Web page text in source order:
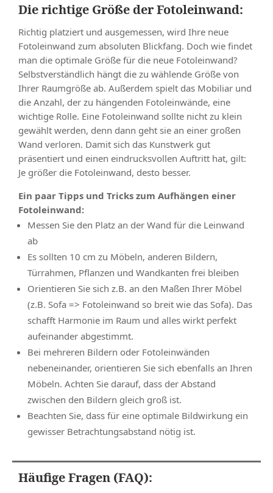
Die richtige Größe der Fotoleinwand:
Richtig platziert und ausgemessen, wird Ihre neue
Fotoleinwand zum absoluten Blickfang. Doch wie findet
man die optimale Größe für die neue Fotoleinwand?
Selbstverständlich hängt die zu wählende Größe von
Ihrer Raumgröße ab. Außerdem spielt das Mobiliar und
die Anzahl, der zu hängenden Fotoleinwände, eine
wichtige Rolle. Eine Fotoleinwand sollte nicht zu klein
gewählt werden, denn dann geht sie an einer großen
Wand verloren. Damit sich das Kunstwerk gut
präsentiert und einen eindrucksvollen Auftritt hat, gilt:
Je größer die Fotoleinwand, desto besser.
Ein paar Tipps und Tricks zum Aufhängen einer
Fotoleinwand:
Messen Sie den Platz an der Wand für die Leinwand
ab
Es sollten 10 cm zu Möbeln, anderen Bildern,
Türrahmen, Pflanzen und Wandkanten frei bleiben
Orientieren Sie sich z.B. an den Maßen Ihrer Möbel
(z.B. Sofa => Fotoleinwand so breit wie das Sofa). Das
schafft Harmonie im Raum und alles wirkt perfekt
aufeinander abgestimmt.
Bei mehreren Bildern oder Fotoleinwänden
nebeneinander, orientieren Sie sich ebenfalls an Ihren
Möbeln. Achten Sie darauf, dass der Abstand
zwischen den Bildern gleich groß ist.
Beachten Sie, dass für eine optimale Bildwirkung ein
gewisser Betrachtungsabstand nötig ist.
Häufige Fragen (FAQ):